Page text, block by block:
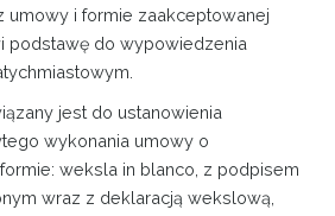
umowy i formie zaakceptowanej
podstawę do wypowiedzenia
jest do ustanowienia
wykonania umowy o
weksla in blanco, z podpisem
wraz z deklaracją wekslową,